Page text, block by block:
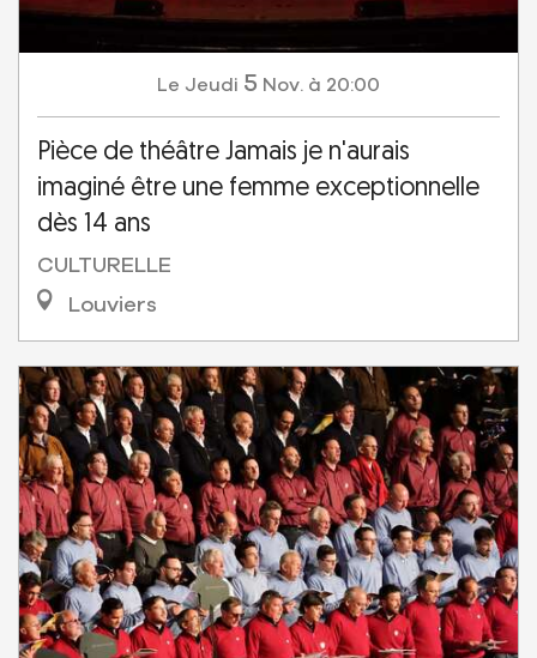
Le Jeudi 5 Nov. à 20:00
Pièce de théâtre Jamais je n'aurais
imaginé être une femme exceptionnelle
dès 14 ans
CULTURELLE
Louviers